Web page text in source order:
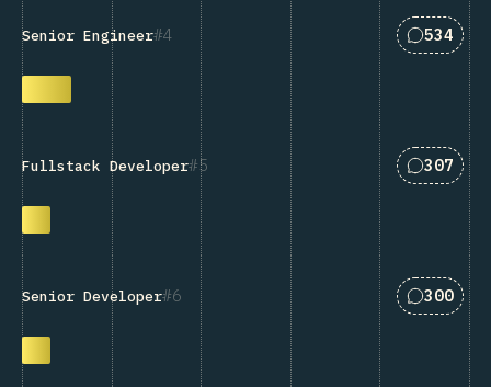
4
Senior Engineer 匹配
534
5
Fullstack Developer 匹配
307
6
Senior Developer 匹配
300